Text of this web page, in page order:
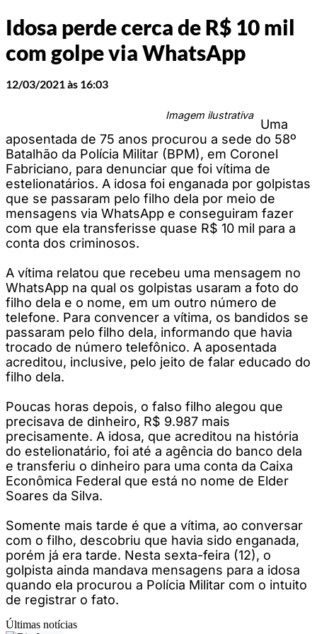
Idosa perde cerca de R$ 10 mil
com golpe via WhatsApp
12/03/2021 às 16:03
Imagem ilustrativa
Uma
aposentada de 75 anos procurou a sede do 58º
Batalhão da Polícia Militar (BPM), em Coronel
Fabriciano, para denunciar que foi vítima de
estelionatários. A idosa foi enganada por golpistas
que se passaram pelo filho dela por meio de
mensagens via WhatsApp e conseguiram fazer
com que ela transferisse quase R$ 10 mil para a
conta dos criminosos.
A vítima relatou que recebeu uma mensagem no
WhatsApp na qual os golpistas usaram a foto do
filho dela e o nome, em um outro número de
telefone. Para convencer a vítima, os bandidos se
passaram pelo filho dela, informando que havia
trocado de número telefônico. A aposentada
acreditou, inclusive, pelo jeito de falar educado do
filho dela.
Poucas horas depois, o falso filho alegou que
precisava de dinheiro, R$ 9.987 mais
precisamente. A idosa, que acreditou na história
do estelionatário, foi até a agência do banco dela
e transferiu o dinheiro para uma conta da Caixa
Econômica Federal que está no nome de Elder
Soares da Silva.
Somente mais tarde é que a vítima, ao conversar
com o filho, descobriu que havia sido enganada,
porém já era tarde. Nesta sexta-feira (12), o
golpista ainda mandava mensagens para a idosa
quando ela procurou a Polícia Militar com o intuito
de registrar o fato.
Últimas notícias